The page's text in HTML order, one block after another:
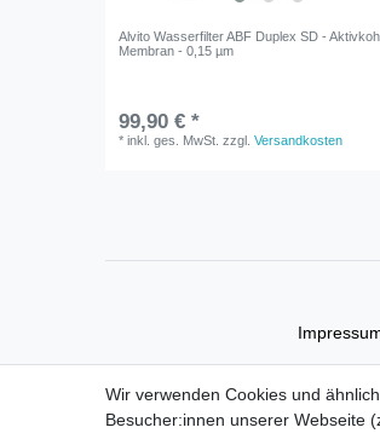
Alvito Wasserfilter ABF Duplex SD -
Membran - 0,15 µm
99,90 € *
*inkl. ges. MwSt. zzgl.Versandkosten
Wir verwenden Cookies und
Besucher:innen unserer Webseite